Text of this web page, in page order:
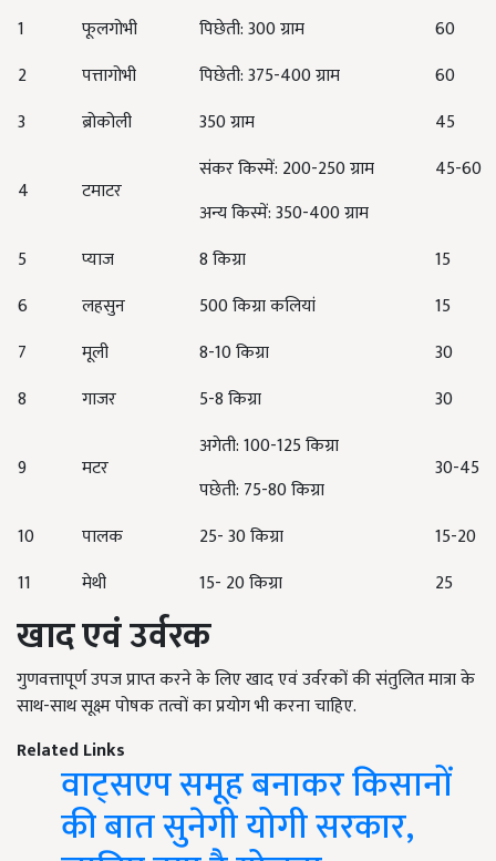
1
फूलगोभी पिछेती: 300 ग्राम
60
2
पत्तागोभी पिछेती: 375-400 ग्राम
60
3
ब्रोकोली 350 ग्राम 45
4 टमाटर
संकर किस्में: 200-250 ग्राम
अन्य किस्में: 350-400 ग्राम
45-60
5 प्याज 8 किग्रा
15
6
लहसुन 500 किग्रा कलियां
15
7
मूली 8-10 किग्रा
30
8
गाजर 5-8 किग्रा 30
9 मटर
अगेती: 100-125 किग्रा
पछेती: 75-80 किग्रा
30-45
10 पालक 25- 30 किग्रा
15-20
11
मेथी 15- 20 किग्रा 25
खाद एवं उर्वरक
गुणवत्तापूर्ण उपज प्राप्त करने के लिए खाद एवं उर्वरकों की संतुलित मात्रा के
साथ-साथ सूक्ष्म पोषक तत्वों का प्रयोग भी करना चाहिए.
Related Links
वाट्सएप समूह बनाकर किसानों
की बात सुनेगी योगी सरकार,